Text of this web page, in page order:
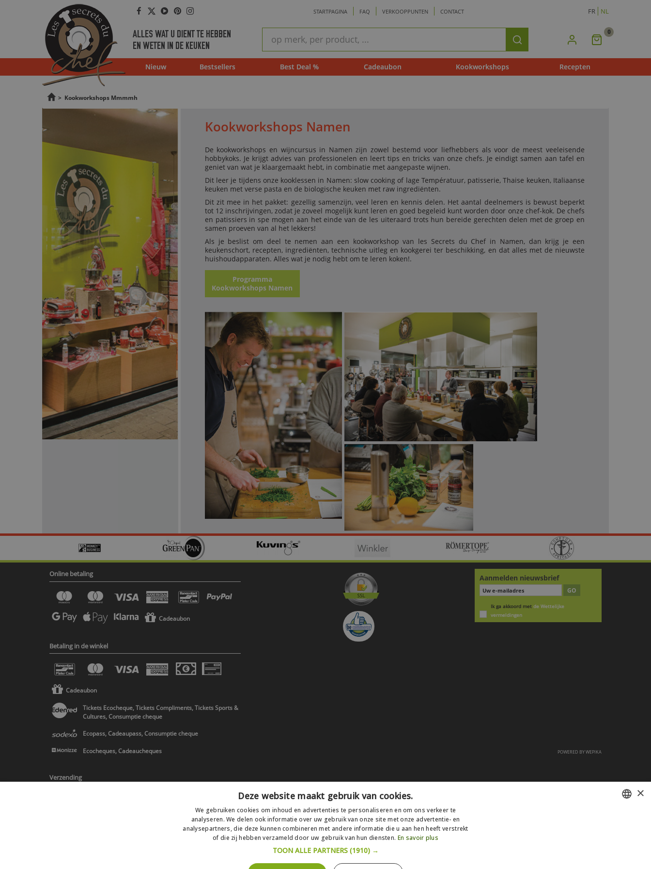
Facebook
Twitter
Youtube
Pinterest
Instagram STARTPAGINA FAQ VERKOOPPUNTEN CONTACT FR NL
ALLES WAT U DIENT TE HEBBEN
EN WETEN IN DE KEUKEN
zoeken
Zoeken Mijn
0
Nieuw Bestsellers Best Deal % Cadeaubon Kookworkshops Recepten
> Kookworkshops Mmmmh
Kookworkshops Namen
De kookworkshops en wijncursus in Namen zijn zowel bestemd voor liefhebbers als voor de meest veeleisende
hobbykoks. Je krijgt advies van professionelen en leert tips en tricks van onze chefs. Je eindigt samen aan tafel en
geniet van wat je klaargemaakt hebt, in combinatie met aangepaste wijnen.
Dit leer je tijdens onze kooklessen in Namen: slow cooking of lage Températuur, patisserie, Thaise keuken, Italiaanse
keuken met verse pasta en de biologische keuken met raw ingrediënten.
Dit zit mee in het pakket: gezellig samenzijn, veel leren en kennis delen. Het aantal deelnemers is bewust beperkt
tot 12 inschrijvingen, zodat je zoveel mogelijk kunt leren en goed begeleid kunt worden door onze chef-kok. De chefs
en patissiers in spe mogen aan het einde van de les uiteraard trots hun bereide gerechten delen met de groep en
samen proeven van al het lekkers!
Als je beslist om deel te nemen aan een kookworkshop van les Secrets du Chef in Namen, dan krijg je een
keukenschort, recepten, ingrediënten, technische uitleg en kookgerei ter beschikking, en dat alles met de nieuwste
huishoudapparaten. Alles wat je nodig hebt om te leren koken!.
Programma
Kookworkshops Namen
Online betaling
Cadeaubon
Betaling in de winkel
Cadeaubon
Tickets Ecocheque, Tickets Compliments, Tickets Sports &
Cultures, Consumptie cheque
Ecopass, Cadeaupass, Consumptie cheque
Ecocheques, Cadeaucheques
Verzending
* Levering in Belgie/Frankrijk/Nederland en in Europa op schatting
Aanmelden nieuwsbrief
GO
Ik ga akkoord met de Wettelijke
vermeldingen
POWERED BYWEPIKA
×
Deze website maakt gebruik van cookies.
We gebruiken cookies om inhoud en advertenties te personaliseren en om ons verkeer te
analyseren. We delen ook informatie over uw gebruik van onze site met onze advertentie- en
analysepartners, die deze kunnen combineren met andere informatie die u aan hen heeft verstrekt
of die zij hebben verzameld door uw gebruik van hun diensten. En savoir plus
TOON ALLE PARTNERS (1910) →